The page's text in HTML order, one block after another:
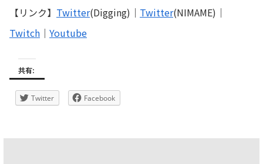
【リンク】 Twitter(Digging)｜ Twitter(NIMAME)｜
Twitch ｜ Youtube
共有:
Twitter Facebook